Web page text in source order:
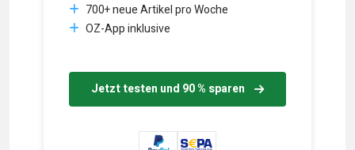
700+ neue Artikel pro Woche
OZ-App inklusive
Jetzt testen und 90 % sparen